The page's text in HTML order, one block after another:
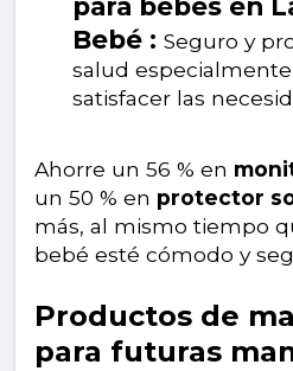
Bebé : Seguro y
salud
satisfacer las
Ahorre un 56 % en
un 50 % en protector
más, al mismo tiempo
bebé esté cómodo y
Productos de
para futuras